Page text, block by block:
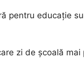
pentru educație
zi de școală